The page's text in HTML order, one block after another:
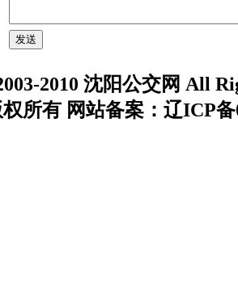
2010 沈阳公交网 All
所有 网站备案：辽ICP